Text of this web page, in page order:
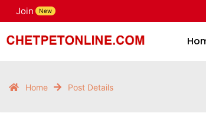
Join New
Home Post Details